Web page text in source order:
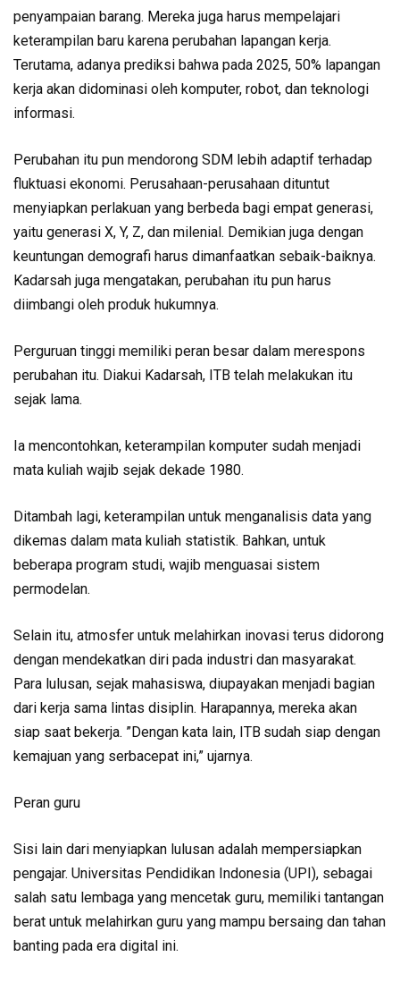
penyampaian barang. Mereka juga harus mempelajari
keterampilan baru karena perubahan lapangan kerja.
Terutama, adanya prediksi bahwa pada 2025, 50% lapangan
kerja akan didominasi oleh komputer, robot, dan teknologi
informasi.
Perubahan itu pun mendorong SDM lebih adaptif terhadap
fluktuasi ekonomi. Perusahaan-perusahaan dituntut
menyiapkan perlakuan yang berbeda bagi empat generasi,
yaitu generasi X, Y, Z, dan milenial. Demikian juga dengan
keuntungan demografi harus dimanfaatkan sebaik-baiknya.
Kadarsah juga mengatakan, perubahan itu pun harus
diimbangi oleh produk hukumnya.
Perguruan tinggi memiliki peran besar dalam merespons
perubahan itu. Diakui Kadarsah, ITB telah melakukan itu
sejak lama.
Ia mencontohkan, keterampilan komputer sudah menjadi
mata kuliah wajib sejak dekade 1980.
Ditambah lagi, keterampilan untuk menganalisis data yang
dikemas dalam mata kuliah statistik. Bahkan, untuk
beberapa program studi, wajib menguasai sistem
permodelan.
Selain itu, atmosfer untuk melahirkan inovasi terus didorong
dengan mendekatkan diri pada industri dan masyarakat.
Para lulusan, sejak mahasiswa, diupayakan menjadi bagian
dari kerja sama lintas disiplin. Harapannya, mereka akan
siap saat bekerja. ”Dengan kata lain, ITB sudah siap dengan
kemajuan yang serbacepat ini,” ujarnya.
Peran guru
Sisi lain dari menyiapkan lulusan adalah mempersiapkan
pengajar. Universitas Pendidikan Indonesia (UPI), sebagai
salah satu lembaga yang mencetak guru, memiliki tantangan
berat untuk melahirkan guru yang mampu bersaing dan tahan
banting pada era digital ini.